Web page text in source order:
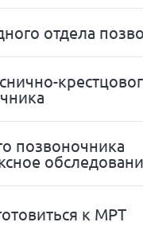
отдела
позвоночника
к МРТ